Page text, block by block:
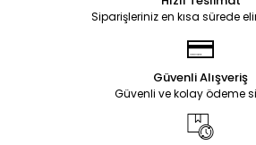
Siparişleriniz en kısa sürede
Güvenli Alışveriş
Güvenli ve kolay ödeme